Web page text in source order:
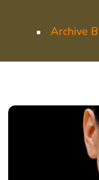
Archive